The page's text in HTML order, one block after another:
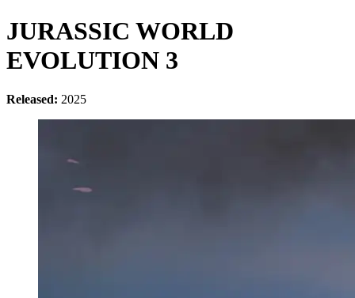
JURASSIC WORLD
EVOLUTION 3
Released: 2025